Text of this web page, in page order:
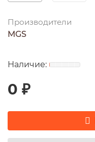
Производители
MGS
0 ₽